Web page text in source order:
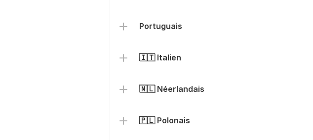
Portuguais
🇮🇹 Italien
🇳🇱 Néerlandais
🇵🇱 Polonais